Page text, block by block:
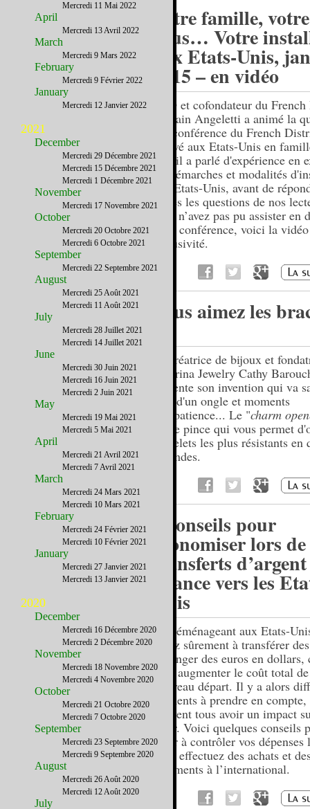
Votre famille,
vous… Votre
aux Etats-Unis,
2015 – en vidéo
CEO et cofondateur du
Romain Angeletti a animé la
webconférence du French
Arrivé aux Etats-Unis en
ans, il a parlé d'expérience en
les démarches et modalités
aux Etats-Unis, avant de
toutes les questions de nos
vous n’avez pas pu assister en
cette conférence, voici la
exclusivité.
Vous aimez les
La créatrice de bijoux et
Caterina Jewelry Cathy
présente son invention qui va
plus d'un ongle et moments
d'impatience... Le "charm
petite pince qui vous permet
bracelets les plus résistants en
secondes.
3 conseils pour
économiser lors
transferts
France vers les
Unis
En déménageant aux Etats-
aurez sûrement à transférer
échanger des euros en
peut augmenter le coût total
nouveau départ. Il y a alors
éléments à prendre en
peuvent tous avoir un impact
foyer. Voici quelques conseils
aider à contrôler vos dépenses
vous effectuez des achats et
paiements à l’international.
Mercredi 11 Mai 2022
April
Mercredi 13 Avril 2022
March
Mercredi 9 Mars 2022
February
Mercredi 9 Février 2022
January
Mercredi 12 Janvier 2022
2021
December
Mercredi 29 Décembre 2021
Mercredi 15 Décembre 2021
Mercredi 1 Décembre 2021
November
Mercredi 17 Novembre 2021
October
Mercredi 20 Octobre 2021
Mercredi 6 Octobre 2021
September
Mercredi 22 Septembre 2021
August
Mercredi 25 Août 2021
Mercredi 11 Août 2021
July
Mercredi 28 Juillet 2021
Mercredi 14 Juillet 2021
June
Mercredi 30 Juin 2021
Mercredi 16 Juin 2021
Mercredi 2 Juin 2021
May
Mercredi 19 Mai 2021
Mercredi 5 Mai 2021
April
Mercredi 21 Avril 2021
Mercredi 7 Avril 2021
March
Mercredi 24 Mars 2021
Mercredi 10 Mars 2021
February
Mercredi 24 Février 2021
Mercredi 10 Février 2021
January
Mercredi 27 Janvier 2021
Mercredi 13 Janvier 2021
2020
December
Mercredi 16 Décembre 2020
Mercredi 2 Décembre 2020
November
Mercredi 18 Novembre 2020
Mercredi 4 Novembre 2020
October
Mercredi 21 Octobre 2020
Mercredi 7 Octobre 2020
September
Mercredi 23 Septembre 2020
Mercredi 9 Septembre 2020
August
Mercredi 26 Août 2020
Mercredi 12 Août 2020
July